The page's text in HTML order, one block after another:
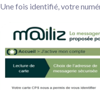
Une fois identifié, votre